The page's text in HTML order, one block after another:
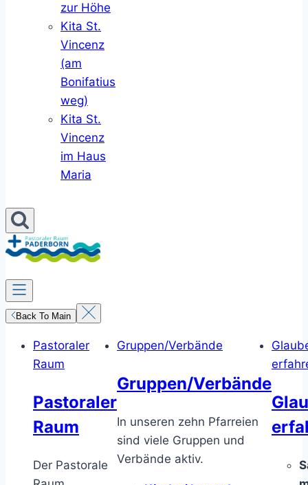
zur Höhe
Kita St.
Vincenz
(am
Bonifatius
weg)
Kita St.
Vincenz
im Haus
Maria
Back To Main
Pastoraler
Raum
Pastoraler
Raum
Der Pastorale
Gruppen/Verbände
Gruppen/Verbände
In unseren zehn Pfarreien
sind viele Gruppen und
Verbände aktiv.